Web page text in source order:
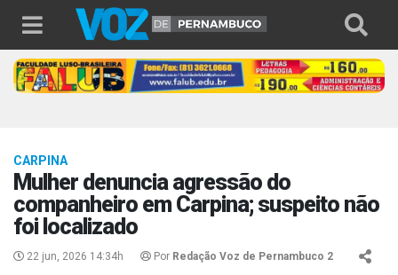
CARPINA
Mulher denuncia agressão do
companheiro em Carpina; suspeito não
foi localizado
22 jun, 2026 14:34h Por Redação Voz de Pernambuco 2